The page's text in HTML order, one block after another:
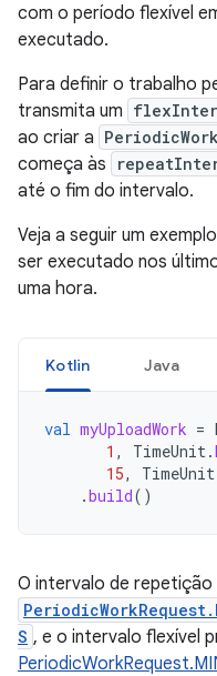
com o período flexível
executado.
Para definir o trabalho
transmita um
ao criar a
começa às
até o fim do intervalo.
Veja a seguir um
ser executado nos
uma hora.
Kotlin Java
val myUploadWork =
1 , TimeUnit.
15, TimeUnit
.build()
O intervalo de repetição
S , e o intervalo flexível